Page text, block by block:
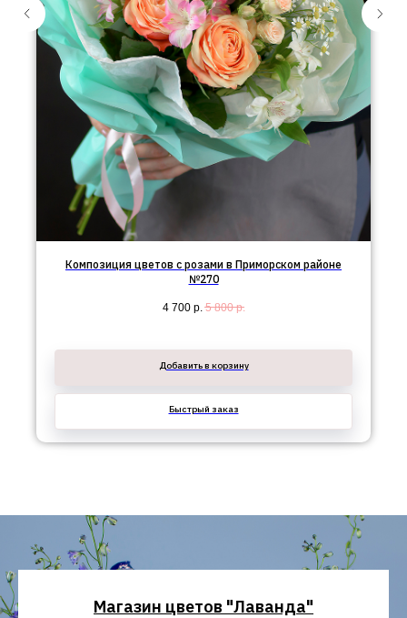
Композиция цветов с розами в Приморском районе
№270
4 700 р. 5 800 р.
Добавить в корзину
Быстрый заказ
Магазин цветов "Лаванда"